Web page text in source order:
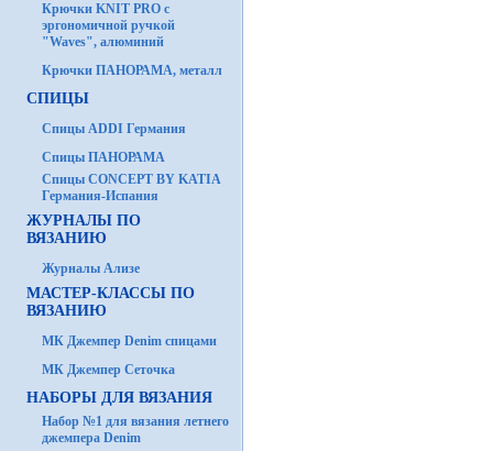
Крючки KNIT PRO с
эргономичной ручкой
"Waves", алюминий
Крючки ПАНОРАМА, металл
СПИЦЫ
Спицы ADDI Германия
Спицы ПАНОРАМА
Спицы CONCEPT BY KATIA
Германия-Испания
ЖУРНАЛЫ ПО
ВЯЗАНИЮ
Журналы Ализе
МАСТЕР-КЛАССЫ ПО
ВЯЗАНИЮ
МК Джемпер Denim спицами
МК Джемпер Сеточка
НАБОРЫ ДЛЯ ВЯЗАНИЯ
Набор №1 для вязания летнего
джемпера Denim